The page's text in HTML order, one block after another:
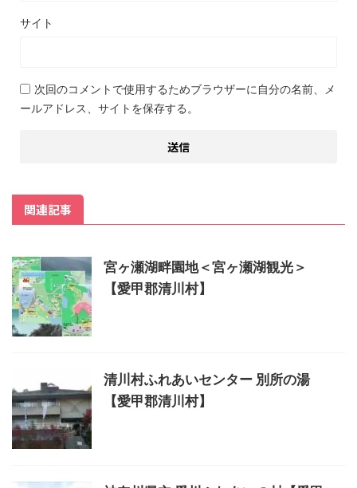
サイト
次回のコメントで使用するためブラウザーに自分の名前、メ
ールアドレス、サイトを保存する。
関連記事
宮ヶ瀬湖畔園地＜宮ヶ瀬湖観光＞
【愛甲郡清川村】
清川村ふれあいセンター 別所の湯
【愛甲郡清川村】